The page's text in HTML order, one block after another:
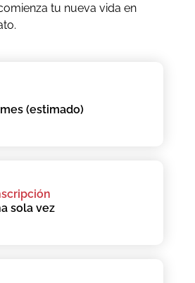
tu nueva vida en
(estimado)
sola vez